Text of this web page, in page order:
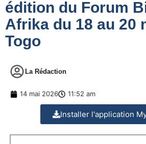
édition du Forum
Afrika du 18 au 20
Togo
La Rédaction
14 mai 2026 11:52 am
Installer l'application